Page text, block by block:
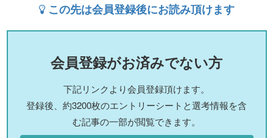
この先は会員登録後にお読み頂けます
会員登録がお済みでない方
下記リンクより会員登録頂けます。
登録後、約3200枚のエントリーシートと選考情報を含
む記事の一部が閲覧できます。